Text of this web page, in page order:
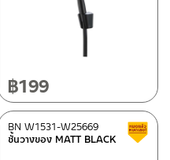
฿199
ชั้นวางของ MATT BLACK
BN W1531-W25669